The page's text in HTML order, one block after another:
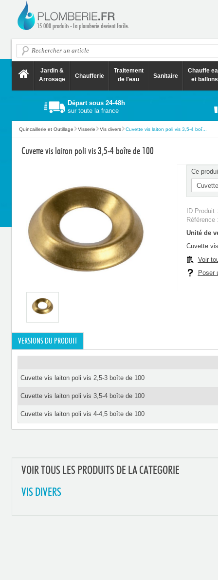
Jardin &
Arrosage
Chaufferie
Traitement
de l'eau
Sanitaire
Chauffe
et ballons
Départ sous 24-48h
sur toute la france
Quincaillerie et Outillage Visserie Vis divers Cuvette vis laiton poli vis 3,5-4 boî...
Cuvette vis laiton poli vis 3,5-4 boîte de 100
Ce
ID Produit
Unité de
Cuvette
Voir
Poser
VERSIONS DU PRODUIT
Cuvette vis laiton poli vis 2,5-3 boîte de 100
Cuvette vis laiton poli vis 3,5-4 boîte de 100
Cuvette vis laiton poli vis 4-4,5 boîte de 100
VOIR TOUS LES PRODUITS DE LA CATEGORIE
VIS DIVERS